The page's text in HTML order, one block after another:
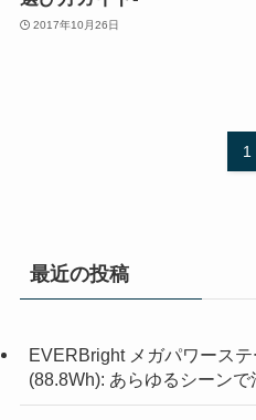
2017年10月26日
1
最近の投稿
EVERBright メガパワース
(88.8Wh): あらゆるシーン